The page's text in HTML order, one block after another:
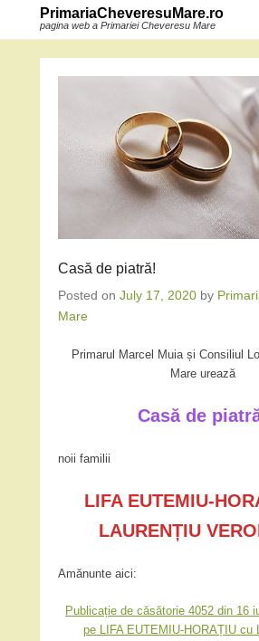
PrimariaCheveresuMare.ro
pagina web a Primariei Cheveresu Mare
Casă de piatră!
Posted on July 17, 2020 by
Mare
Primarul Marcel Muia și Consiliul
Mare urează
Casă de
noii familii
LIFA EUTEMIU-
LAURENȚIU
Amănunte aici:
Publicație de căsătorie 4052 din 16
pe LIFA EUTEMIU-HORAȚIU cu